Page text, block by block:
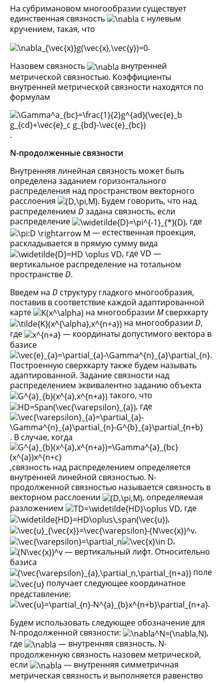
На субримановом многообразии существует
единственная связность
с нулевым
кручением, такая, что
.
Назовем связность
внутренней
метрической связностью. Коэффициенты
внутренней метрической связности находятся по
формулам
.
N-продолженные связности
Внутренняя линейная связность может быть
определена заданием горизонтального
распределения над пространством векторного
расслоения
. Будем говорить, что над
распределением Dзадана связность, если
распределение
, где
— естественная проекция,
раскладывается в прямую сумму вида
, где VD —
вертикальное распределение на тотальном
пространствеD.
Введем на D структуру гладкого многообразия,
поставив в соответствие каждой адаптированной
карте
на многообразии Mсверхкарту
на многообразии D,
где
— координаты допустимого вектора в
базисе
.
Построенную сверхкарту также будем называть
адаптированной. Задание связности над
распределением эквивалентно заданию объекта
такого, что
, где
. В случае, когда
,связность над распределением определяется
внутренней линейной связностью. N-
продолженной связностью называется связность в
векторном расслоении
, определяемая
разложением
, где
,
,
,
— вертикальный лифт. Относительно
базиса
поле
получает следующее координатное
представление:
.
Будем использовать следующее обозначение для
N-продолженной связности:
,
где
— внутренняя связность. N-
продолженную связность назовем метрической,
если
— внутренняя симметричная
метрическая связность и выполняется равенство